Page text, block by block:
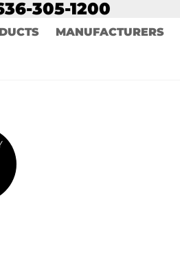
305-1200
MANUFACTURERS